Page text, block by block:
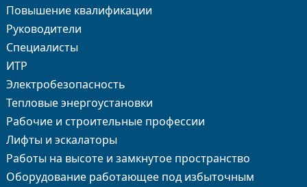
Повышение квалификации
Руководители
Специалисты
ИТР
Электробезопасность
Тепловые энергоустановки
Рабочие и строительные профессии
Лифты и эскалаторы
Работы на высоте и замкнутое пространство
Оборудование работающее под избыточным